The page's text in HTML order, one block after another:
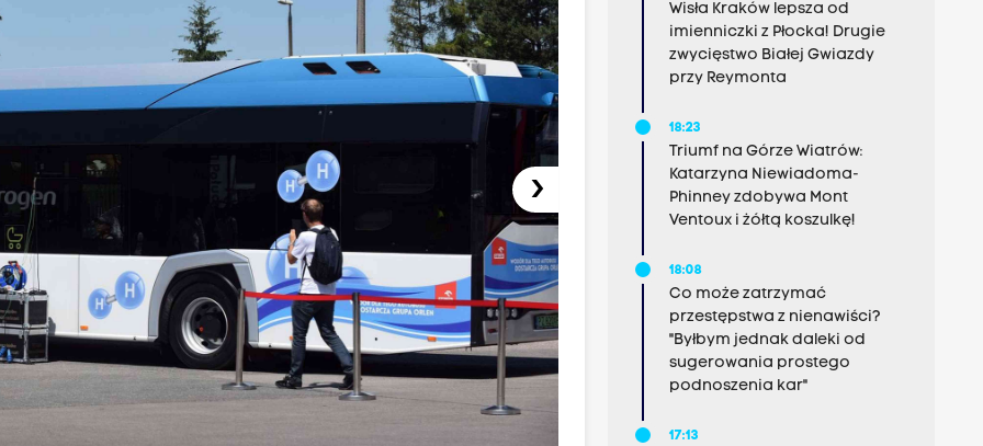
›
Wisła Kraków lepsza od
imienniczki z Płocka! Drugie
zwycięstwo Białej Gwiazdy
przy Reymonta
18:23
Triumf na Górze Wiatrów:
Katarzyna Niewiadoma-
Phinney zdobywa Mont
Ventoux i żółtą koszulkę!
18:08
Co może zatrzymać
przestępstwa z nienawiści?
"Byłbym jednak daleki od
sugerowania prostego
podnoszenia kar"
17:13